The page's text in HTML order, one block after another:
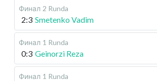
Финал 2 Runda
2:3 Smetenko Vadim
Финал 1 Runda
0:3 Geinorzi Reza
Финал 1 Runda